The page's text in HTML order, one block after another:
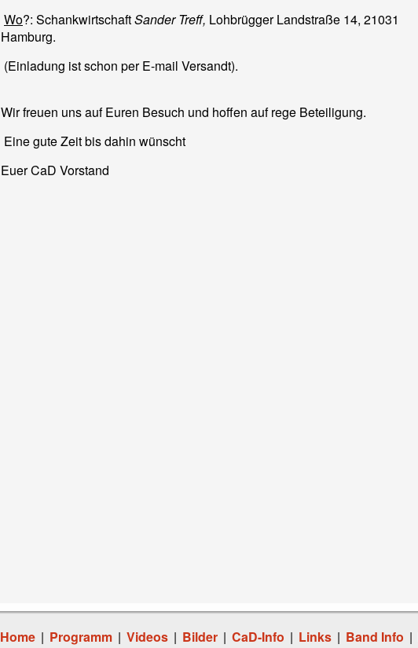
Wo?: SchankwirtschaftSander Treff, Lohbrügger Landstraße 14, 21031
Hamburg.
(Einladung ist schon per E-mail Versandt).
Wir freuen uns auf Euren Besuch und hoffen auf rege Beteiligung.
Eine gute Zeit bis dahin wünscht
Euer CaD Vorstand
Home | Programm | Videos | Bilder | CaD-Info | Links | Band Info |